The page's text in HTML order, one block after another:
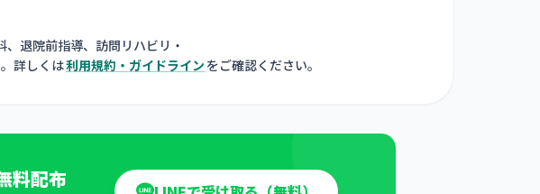
退院前指導、訪問リハビリ・
詳しくは利用規約・ガイドライン をご確認ください。
料配布